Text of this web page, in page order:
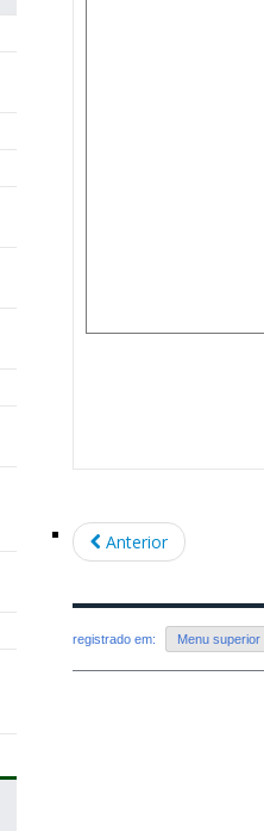
Anterior
registrado em: Menu superior